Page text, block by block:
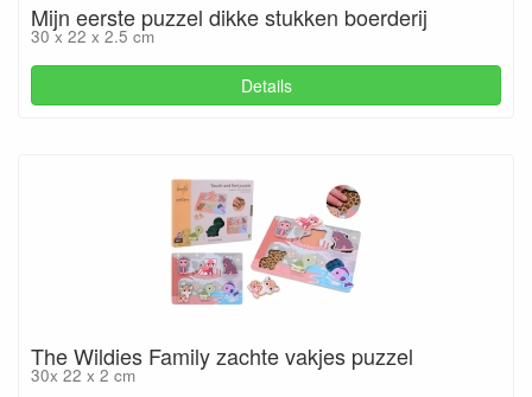
Mijn eerste puzzel dikke stukken boerderij
30 x 22 x 2.5 cm
Details
The Wildies Family zachte vakjes puzzel
30x 22 x 2 cm